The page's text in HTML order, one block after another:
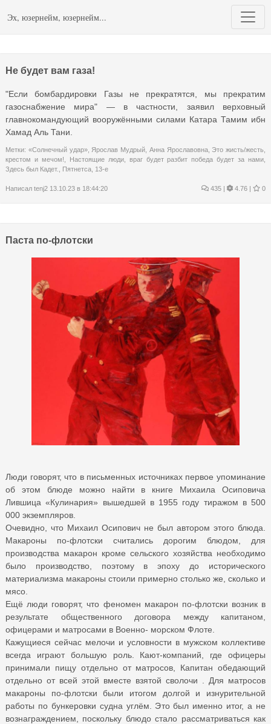
Эх, юзернейм, юзернейм...
Не будет вам газа!
"Если бомбардировки Газы не прекратятся, мы прекратим
газоснабжение мира" — в частности, заявил верховный
главнокомандующий вооружёнными силами Катара Тамим ибн
Хамад Аль Тани.
Метки: «Солнечный удар», Ярослав Мудрый Анна Ярославовна, Это жисть/жесть
крестом и мечом!
Настоящие люди, враг будет разбит победа будет за нами
Здесь был Кадет.
Пятнетса, 13-е
Написал tenj2 13.10.23 в 18:44:20 435 | 4.76 | 0
Паста по-флотски
Люди говорят, что в письменных источниках первое упоминание
об этом блюде можно найти в книге Михаила Осиповича
Лившица «Кулинария» вышедшей в 1955 году тиражом в 500
000 экземпляров.
Очевидно, что Михаил Осипович не был автором этого блюда.
Макароны по-флотски считались дорогим блюдом, для
производства макарон кроме сельского хозяйства необходимо
было производство, поэтому в эпоху до исторического
материализма макароны стоили примерно столько же, сколько и
мясо.
Ещё люди говорят, что феномен макарон по-флотски возник в
результате общественного договора между капитаном,
офицерами и матросами в Военно- морском Флоте.
Кажущиеся сейчас мелочи и условности в мужском коллективе
всегда играют большую роль. Кают-компаний, где офицеры
принимали пищу отдельно от матросов, Капитан обедающий
отдельно от всей этой вместе взятой сволочи . Для матросов
макароны по-флотски были итогом долгой и изнурительной
работы по бункеровки судна углём. Это был именно итог, а не
вознаграждением, поскольку блюдо стало рассматриваться как